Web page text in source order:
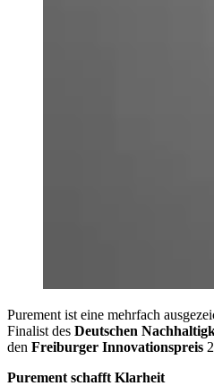
Purement ist eine mehrfach
Finalist des Deutschen
den Freiburger Innovationspreis
Purement schafft Klarheit